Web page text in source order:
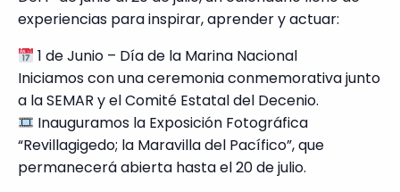
experiencias para inspirar, aprender y actuar:
1 de Junio – Día de la Marina Nacional
Iniciamos con una ceremonia conmemorativa junto
a la SEMAR y el Comité Estatal del Decenio.
Inauguramos la Exposición Fotográfica
“Revillagigedo; la Maravilla del Pacífico”, que
permanecerá abierta hasta el 20 de julio.